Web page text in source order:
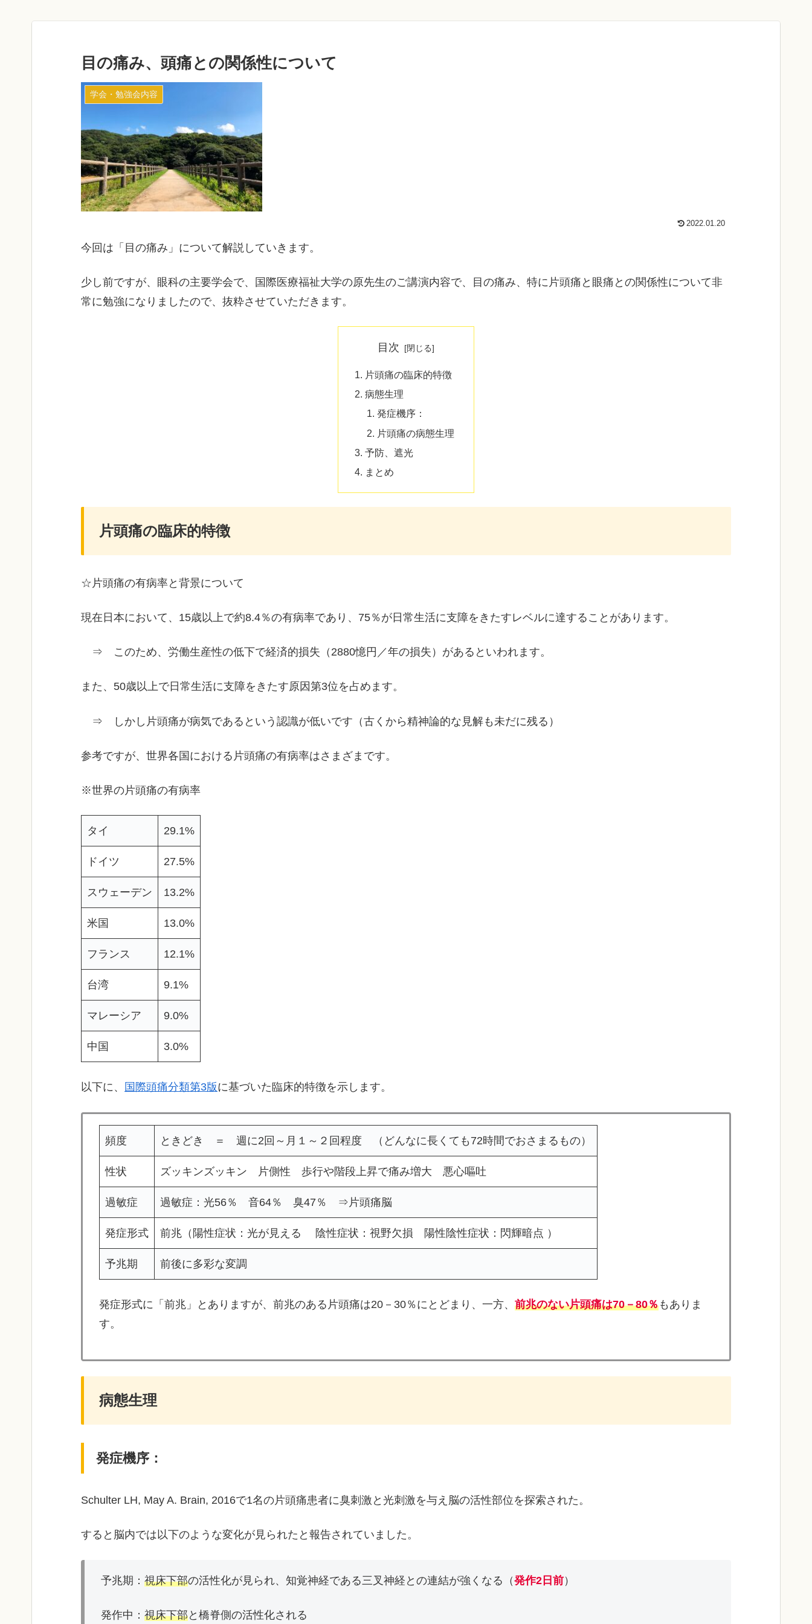
目の痛み、頭痛との関係性について
学会・勉強会内容
2022.01.20
今回は「目の痛み」について解説していきます。
少し前ですが、眼科の主要学会で、国際医療福祉大学の原先生のご講演内容で、目の痛み、特に片頭痛と眼痛との関係性について非
常に勉強になりましたので、抜粋させていただきます。
目次
片頭痛の臨床的特徴
病態生理
発症機序：
片頭痛の病態生理
予防、遮光
まとめ
片頭痛の臨床的特徴
☆片頭痛の有病率と背景について
現在日本において、15歳以上で約8.4％の有病率であり、75％が日常生活に支障をきたすレベルに達することがあります。
⇒ このため、労働生産性の低下で経済的損失（2880憶円／年の損失）があるといわれます。
また、50歳以上で日常生活に支障をきたす原因第3位を占めます。
⇒ しかし片頭痛が病気であるという認識が低いです（古くから精神論的な見解も未だに残る）
参考ですが、世界各国における片頭痛の有病率はさまざまです。
※世界の片頭痛の有病率
タイ 29.1%
ドイツ 27.5%
スウェーデン 13.2%
米国 13.0%
フランス 12.1%
台湾 9.1%
マレーシア 9.0%
中国 3.0%
以下に、 国際頭痛分類第3版に基づいた臨床的特徴を示します。
頻度 ときどき ＝ 週に2回～月１～２回程度 （どんなに長くても72時間でおさまるもの）
性状 ズッキンズッキン 片側性 歩行や階段上昇で痛み増大 悪心嘔吐
過敏症 過敏症：光56％ 音64％ 臭47％ ⇒片頭痛脳
発症形式 前兆（陽性症状：光が見える 陰性症状：視野欠損 陽性陰性症状：閃輝暗点 ）
予兆期 前後に多彩な変調
発症形式に「前兆」とありますが、前兆のある片頭痛は20－30％にとどまり、一方、 前兆のない片頭痛は70－80％もありま
す。
病態生理
発症機序：
Schulter LH, May A. Brain, 2016で1名の片頭痛患者に臭刺激と光刺激を与え脳の活性部位を探索された。
すると脳内では以下のような変化が見られたと報告されていました。
予兆期： 視床下部の活性化が見られ、知覚神経である三叉神経との連結が強くなる（発作2日前）
発作中： 視床下部と橋脊側の活性化される